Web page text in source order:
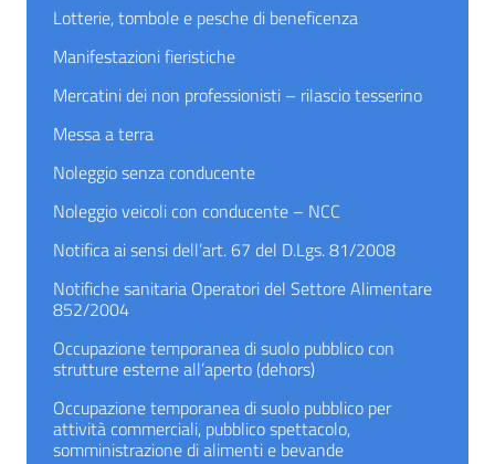
Lotterie, tombole e pesche di beneficenza
Manifestazioni fieristiche
Mercatini dei non professionisti – rilascio tesserino
Messa a terra
Noleggio senza conducente
Noleggio veicoli con conducente – NCC
Notifica ai sensi dell’art. 67 del D.Lgs. 81/2008
Notifiche sanitaria Operatori del Settore Alimentare
852/2004
Occupazione temporanea di suolo pubblico con
strutture esterne all’aperto (dehors)
Occupazione temporanea di suolo pubblico per
attività commerciali, pubblico spettacolo,
somministrazione di alimenti e bevande